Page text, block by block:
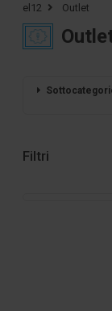
el12 Outlet
Filtri